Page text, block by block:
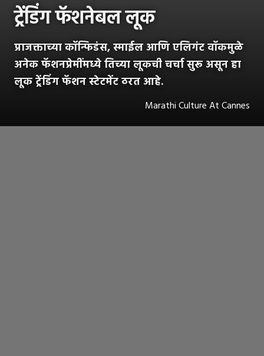
ट्रेंडिंग फॅशनेबल लूक
प्राजक्ताच्या कॉन्फिडंस, स्माईल आणि एलिगंट वॉकमुळे
अनेक फॅशनप्रेमींमध्ये तिच्या लूकची चर्चा सुरू असून हा
लूक ट्रेंडिंग फॅशन स्टेटमेंट ठरत आहे.
Marathi Culture At Cannes